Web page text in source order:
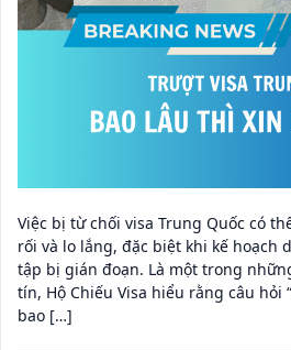
Việc bị từ chối visa Trung Quốc có
rối và lo lắng, đặc biệt khi kế hoạch
tập bị gián đoạn. Là một trong
tín, Hộ Chiếu Visa hiểu rằng câu hỏi
bao […]